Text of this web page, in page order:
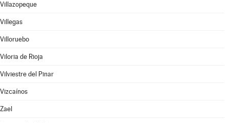
Villazopeque
Villegas
Villoruebo
Viloria de Rioja
Vilviestre del Pinar
Vizcaínos
Zael